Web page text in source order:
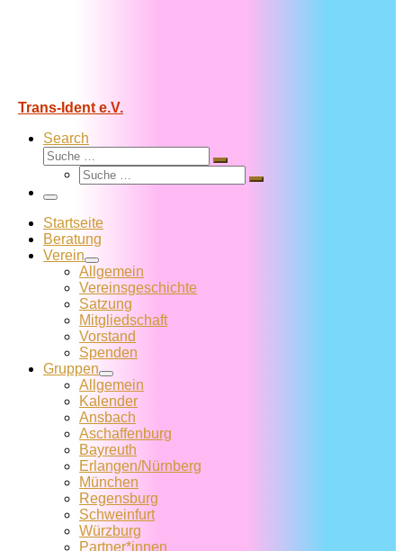
Trans-Ident e.V.
Search
Suche
Suche
Suche
Suche
Menü
Startseite
Beratung
Verein
Allgemein
Vereins­geschichte
Satzung
Mitglied­schaft
Vorstand
Spenden
Gruppen
Allgemein
Kalender
Ansbach
Aschaffenburg
Bayreuth
Erlangen/Nürnberg
München
Regensburg
Schweinfurt
Würzburg
Partner*innen